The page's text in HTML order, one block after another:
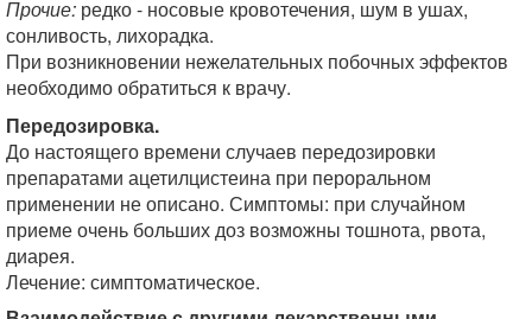
Прочие: редко - носовые кровотечения, шум в ушах,
сонливость, лихорадка.
При возникновении нежелательных побочных эффектов
необходимо обратиться к врачу.
Передозировка.
До настоящего времени случаев передозировки
препаратами ацетилцистеина при пероральном
применении не описано. Симптомы: при случайном
приеме очень больших доз возможны тошнота, рвота,
диарея.
Лечение: симптоматическое.